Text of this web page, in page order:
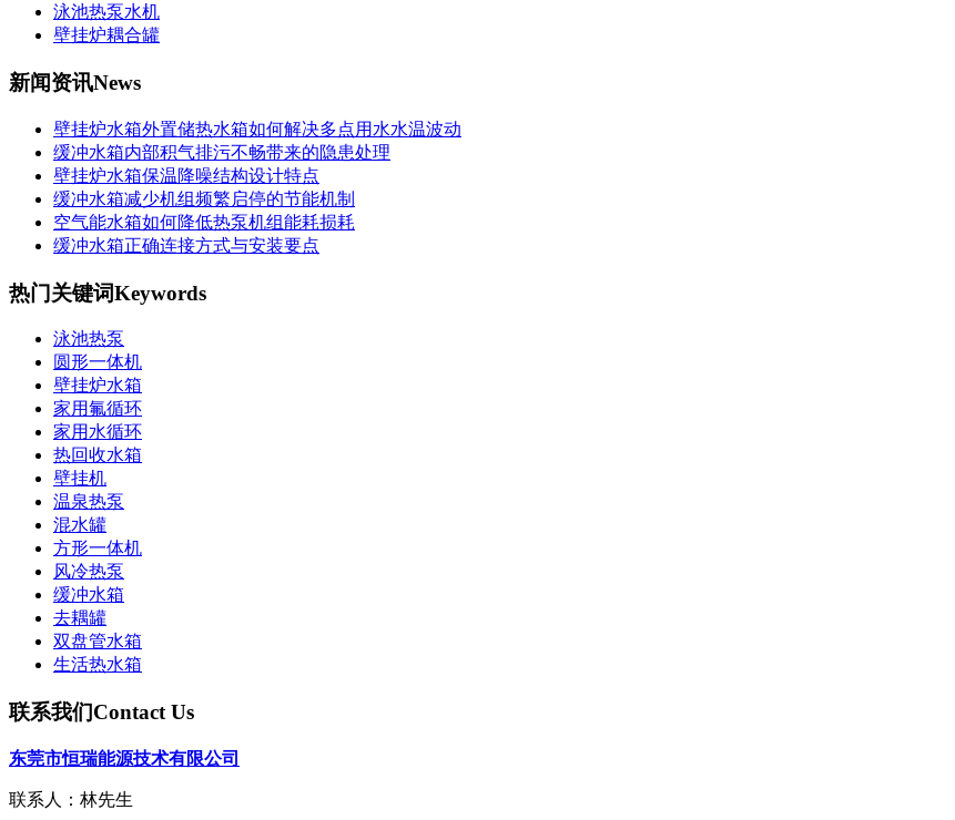
泳池热泵水机
壁挂炉耦合罐
新闻资讯News
壁挂炉水箱外置储热水箱如何解决多点用水水温波动
缓冲水箱内部积气排污不畅带来的隐患处理
壁挂炉水箱保温降噪结构设计特点
缓冲水箱减少机组频繁启停的节能机制
空气能水箱如何降低热泵机组能耗损耗
缓冲水箱正确连接方式与安装要点
热门关键词Keywords
泳池热泵
圆形一体机
壁挂炉水箱
家用氟循环
家用水循环
热回收水箱
壁挂机
温泉热泵
混水罐
方形一体机
风冷热泵
缓冲水箱
去耦罐
双盘管水箱
生活热水箱
联系我们Contact Us
东莞市恒瑞能源技术有限公司
联系人：林先生